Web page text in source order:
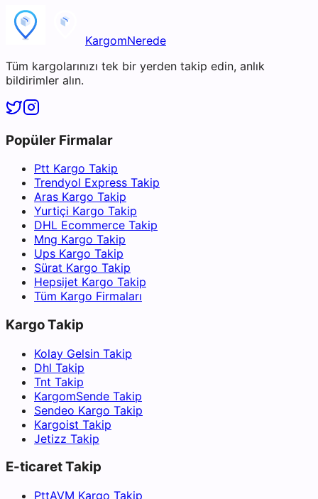
KargomNerede
Tüm kargolarınızı tek bir yerden takip edin, anlık
bildirimler alın.
Popüler Firmalar
Ptt Kargo Takip
Trendyol Express Takip
Aras Kargo Takip
Yurtiçi Kargo Takip
DHL Ecommerce Takip
Mng Kargo Takip
Ups Kargo Takip
Sürat Kargo Takip
Hepsijet Kargo Takip
Tüm Kargo Firmaları
Kargo Takip
Kolay Gelsin Takip
Dhl Takip
Tnt Takip
KargomSende Takip
Sendeo Kargo Takip
Kargoist Takip
Jetizz Takip
E-ticaret Takip
PttAVM Kargo Takip